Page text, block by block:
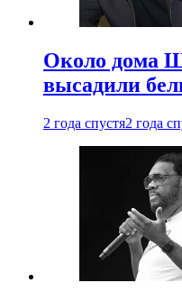
Около дома
высадили
2 года спустя2 года